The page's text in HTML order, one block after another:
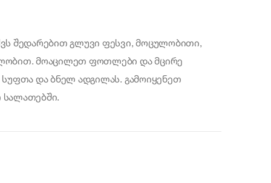
შედარებით გლუვი ფესვი, მოცულობითი,
მოაცილეთ ფოთლები და მცირე
სუფთა და ბნელ ადგილას. გამოიყენეთ
სალათებში.